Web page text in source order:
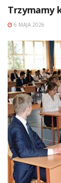
Trzymamy
6 MAJA 2026